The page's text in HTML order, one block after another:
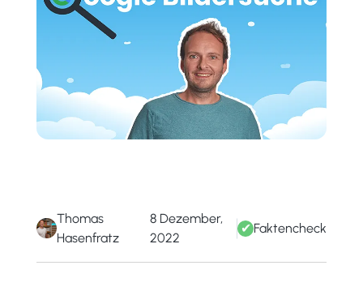
Thomas
Hasenfratz
8 Dezember,
2022
✔ Faktencheck